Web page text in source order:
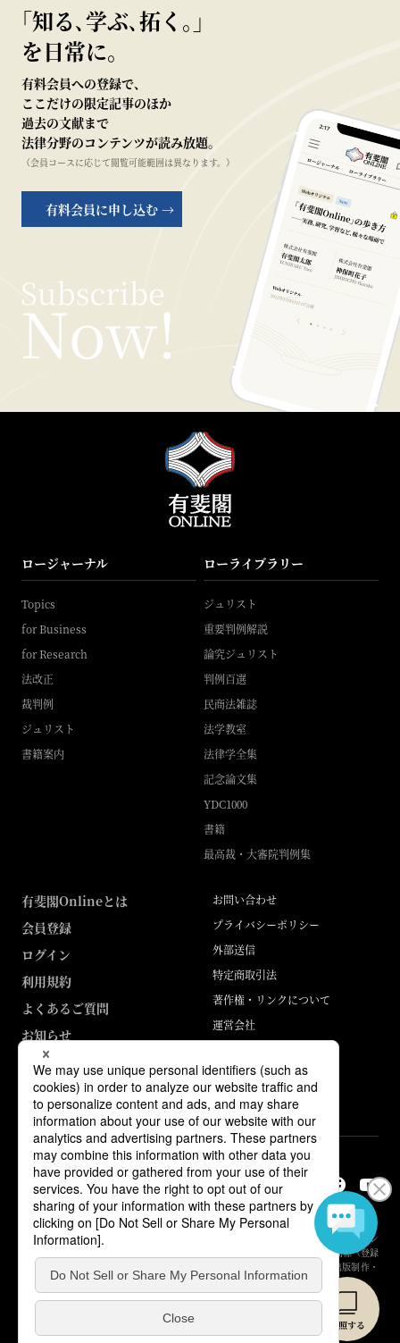
｢知る､学ぶ､拓く｡｣
を日常に。
有料会員への登録で、
ここだけの限定記事のほか
過去の文献まで
法律分野のコンテンツが読み放題。
（会員コースに応じて閲覧可能範囲は異なります。）
有料会員に申し込む →
ロージャーナル
Topics
for Business
for Research
法改正
裁判例
ジュリスト
書籍案内
ローライブラリー
ジュリスト
重要判例解説
論究ジュリスト
判例百選
民商法雑誌
法学教室
法律学全集
記念論文集
YDC1000
書籍
最高裁・大審院判例集
有斐閣Onlineとは
会員登録
ログイン
利用規約
よくあるご質問
お知らせ
お問い合わせ
プライバシーポリシー
外部送信
特定商取引法
著作権・リンクについて
運営会社
ABJマークは、この電子書店・電子書籍配信サービスが、著作権者からコン
テンツ使用許諾を得た正規版配信サービスであることを示す登録商標（登録
番号 第6091713号）です。詳しくは［ABJマーク］または［電子出版制作・
流通協議会］で検索してください。
© Yuhikaku Publishing Co., Ltd.